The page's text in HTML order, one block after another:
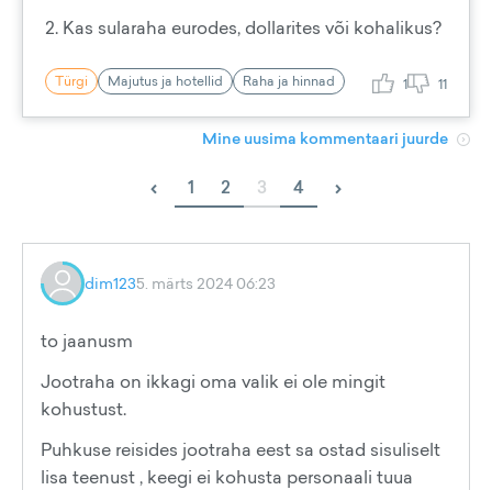
2. Kas sularaha eurodes, dollarites või kohalikus?
Türgi Majutus ja hotellid Raha ja hinnad 1 11
Mine uusima kommentaari juurde
‹ 1 2 3 4 ›
dim1235. märts 2024 06:23
to jaanusm
Jootraha on ikkagi oma valik ei ole mingit
kohustust.
Puhkuse reisides jootraha eest sa ostad sisuliselt
lisa teenust , keegi ei kohusta personaali tuua